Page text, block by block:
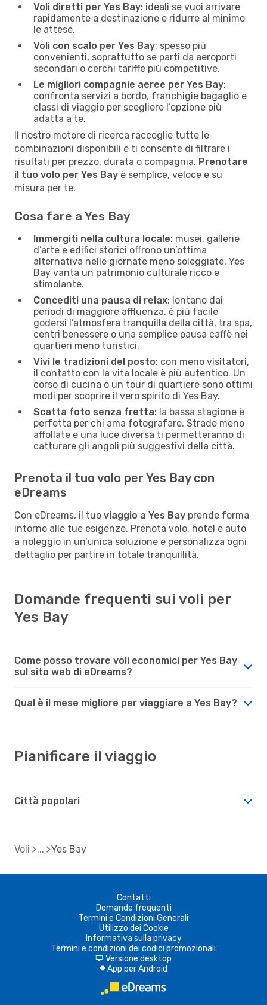
Voli diretti per Yes Bay: ideali se vuoi arrivare
rapidamente a destinazione e ridurre al minimo
le attese.
Voli con scalo per Yes Bay: spesso più
convenienti, soprattutto se parti da aeroporti
secondari o cerchi tariffe più competitive.
Le migliori compagnie aeree per Yes Bay:
confronta servizi a bordo, franchigie bagaglio e
classi di viaggio per scegliere l’opzione più
adatta a te.
Il nostro motore di ricerca raccoglie tutte le
combinazioni disponibili e ti consente di filtrare i
risultati per prezzo, durata o compagnia. Prenotare
il tuo volo per Yes Bay è semplice, veloce e su
misura per te.
Cosa fare a Yes Bay
Immergiti nella cultura locale: musei, gallerie
d’arte e edifici storici offrono un’ottima
alternativa nelle giornate meno soleggiate. Yes
Bay vanta un patrimonio culturale ricco e
stimolante.
Concediti una pausa di relax: lontano dai
periodi di maggiore affluenza, è più facile
godersi l’atmosfera tranquilla della città, tra spa,
centri benessere o una semplice pausa caffè nei
quartieri meno turistici.
Vivi le tradizioni del posto: con meno visitatori,
il contatto con la vita locale è più autentico. Un
corso di cucina o un tour di quartiere sono ottimi
modi per scoprire il vero spirito di Yes Bay.
Scatta foto senza fretta: la bassa stagione è
perfetta per chi ama fotografare. Strade meno
affollate e una luce diversa ti permetteranno di
catturare gli angoli più suggestivi della città.
Prenota il tuo volo per Yes Bay con
eDreams
Con eDreams, il tuo viaggio a Yes Bay prende forma
intorno alle tue esigenze. Prenota volo, hotel e auto
a noleggio in un’unica soluzione e personalizza ogni
dettaglio per partire in totale tranquillità.
Domande frequenti sui voli per
Yes Bay
Come posso trovare voli economici per Yes Bay
sul sito web di eDreams?
Qual è il mese migliore per viaggiare a Yes Bay?
Pianificare il viaggio
Città popolari
Voli Yes Bay
Contatti
Domande frequenti
Termini e Condizioni Generali
Utilizzo dei Cookie
Informativa sulla privacy
Termini e condizioni dei codici promozionali
d Versione desktop
A App per Android